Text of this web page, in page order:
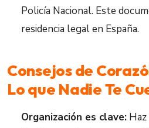
Policía Nacional. Este
residencia legal en España.
Consejos de
Lo que Nadie Te
Organización es clave: